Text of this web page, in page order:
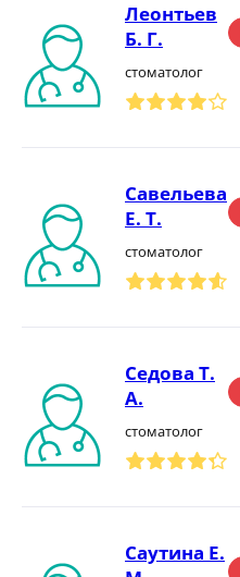
Леонтьев
Б. Г.
стоматолог
Савельева
Е. Т.
стоматолог
Седова Т.
А.
стоматолог
Саутина Е.